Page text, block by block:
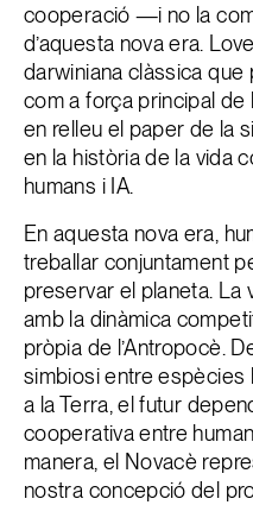
cooperació —i no la
d’aquesta nova era.
darwiniana clàssica
com a força principal de
en relleu el paper de la
en la història de la vida
humans i IA.
En aquesta nova era,
treballar conjuntament
preservar el planeta. La
amb la dinàmica
pròpia de l’Antropocè.
simbiosi entre espècies
a la Terra, el futur
cooperativa entre
manera, el Novacè
nostra concepció del